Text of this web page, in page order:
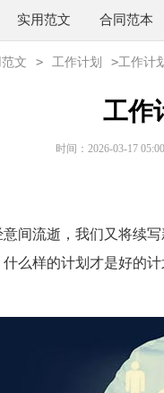
实用范文 合同范本
文 > 工作计划 >工作计
工作
时间：2026-03-17
流逝，我们又将续写
么样的计划才是好的